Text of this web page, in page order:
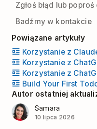
Zgłoś błąd lub
Badźmy w kontakcie
Powiązane artykuły
Korzystanie z
Korzystanie z
Korzystanie z
Build Your First
Autor ostatniej
Samara
10 lipca 2026